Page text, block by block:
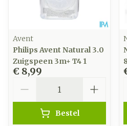
Avent
Philips Avent Natural 3.0
Zuigspeen 3m+ T4 1
€ 8,99
Bestel